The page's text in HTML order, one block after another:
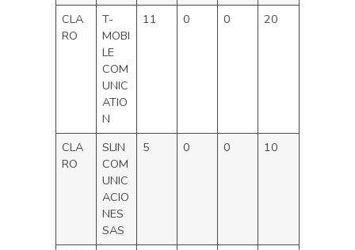
CLA
RO
T-
MOBI
LE
COM
UNIC
ATIO
N
11 0 0 20
CLA
RO
SLIN
COM
UNIC
ACIO
NES
SAS
5 0 0 10